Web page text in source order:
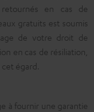
en cas de
gratuits est soumis
de votre droit de
en cas de résiliation,
égard.
à fournir une garantie